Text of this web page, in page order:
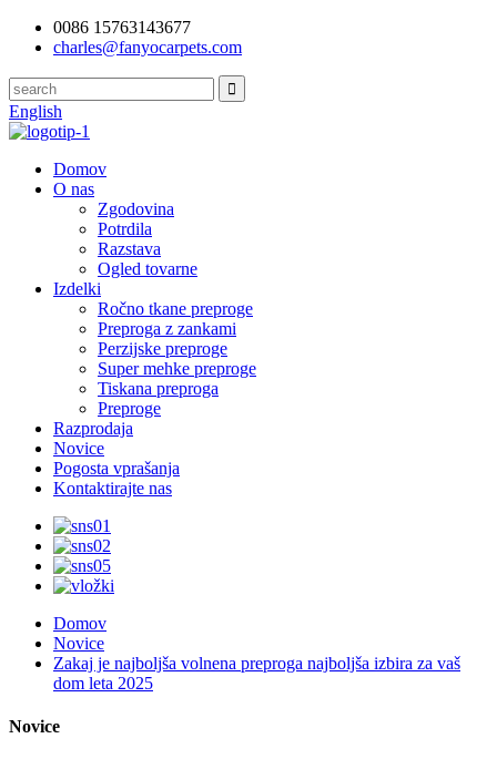
0086 15763143677
charles@fanyocarpets.com
English
Domov
O nas
Zgodovina
Potrdila
Razstava
Ogled tovarne
Izdelki
Ročno tkane preproge
Preproga z zankami
Perzijske preproge
Super mehke preproge
Tiskana preproga
Preproge
Razprodaja
Novice
Pogosta vprašanja
Kontaktirajte nas
Domov
Novice
Zakaj je najboljša volnena preproga najboljša izbira za vaš
dom leta 2025
Novice